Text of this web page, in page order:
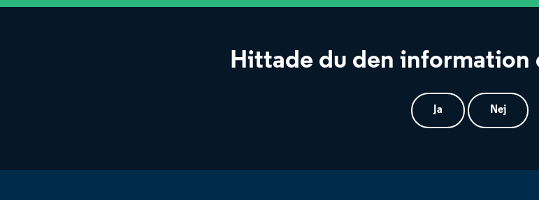
Hittade du den information
Ja Nej